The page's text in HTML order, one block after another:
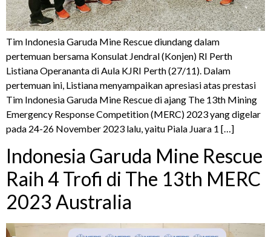
Tim Indonesia Garuda Mine Rescue diundang dalam
pertemuan bersama Konsulat Jendral (Konjen) RI Perth
Listiana Operananta di Aula KJRI Perth (27/11). Dalam
pertemuan ini, Listiana menyampaikan apresiasi atas prestasi
Tim Indonesia Garuda Mine Rescue di ajang The 13th Mining
Emergency Response Competition (MERC) 2023 yang digelar
pada 24-26 November 2023 lalu, yaitu Piala Juara 1 […]
Indonesia Garuda Mine Rescue
Raih 4 Trofi di The 13th MERC
2023 Australia